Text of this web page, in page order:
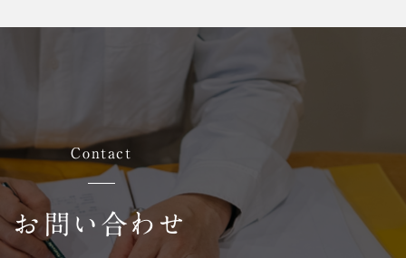
Contact
お問い合わせ